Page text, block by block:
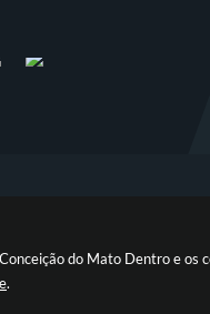
do Mato Dentro e os
.